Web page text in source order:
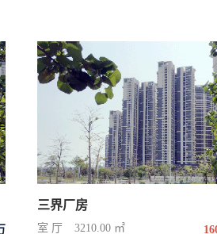
三界厂房
室 厅 3210.00 ㎡